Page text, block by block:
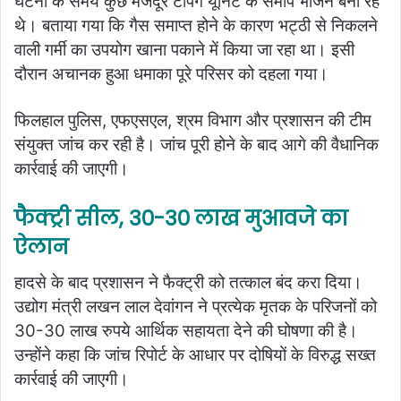
थे। बताया गया कि गैस समाप्त होने के कारण भट्ठी से निकलने
वाली गर्मी का उपयोग खाना पकाने में किया जा रहा था। इसी
दौरान अचानक हुआ धमाका पूरे परिसर को दहला गया।
फिलहाल पुलिस, एफएसएल, श्रम विभाग और प्रशासन की टीम
संयुक्त जांच कर रही है। जांच पूरी होने के बाद आगे की वैधानिक
कार्रवाई की जाएगी।
फैक्ट्री सील, 30-30 लाख मुआवजे का
ऐलान
हादसे के बाद प्रशासन ने फैक्ट्री को तत्काल बंद करा दिया।
उद्योग मंत्री लखन लाल देवांगन ने प्रत्येक मृतक के परिजनों को
30-30 लाख रुपये आर्थिक सहायता देने की घोषणा की है।
उन्होंने कहा कि जांच रिपोर्ट के आधार पर दोषियों के विरुद्ध सख्त
कार्रवाई की जाएगी।